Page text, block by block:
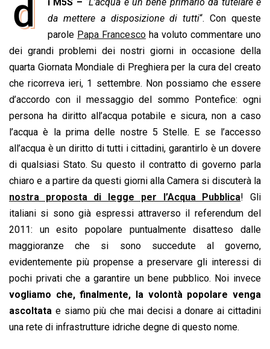
e
o
o
k
a
t
s
A
p
p
n
k
e
d
I
n
r
e
a
d
s
a
i
l
p
y
L
i
n
k
i
n
t
d i M5S – “L’acqua è un bene primario da tutelare e
da mettere a disposizione di tutti“. Con queste
parole Papa Francesco ha voluto commentare uno
dei grandi problemi dei nostri giorni in occasione della
quarta Giornata Mondiale di Preghiera per la cura del creato
che ricorreva ieri, 1 settembre. Non possiamo che essere
d’accordo con il messaggio del sommo Pontefice: ogni
persona ha diritto all’acqua potabile e sicura, non a caso
l’acqua è la prima delle nostre 5 Stelle. E se l’accesso
all’acqua è un diritto di tutti i cittadini, garantirlo è un dovere
di qualsiasi Stato. Su questo il contratto di governo parla
chiaro e a partire da questi giorni alla Camera si discuterà la
nostra proposta di legge per l’Acqua Pubblica! Gli
italiani si sono già espressi attraverso il referendum del
2011: un esito popolare puntualmente disatteso dalle
maggioranze che si sono succedute al governo,
evidentemente più propense a preservare gli interessi di
pochi privati che a garantire un bene pubblico. Noi invece
vogliamo che, finalmente, la volontà popolare venga
ascoltata e siamo più che mai decisi a donare ai cittadini
una rete di infrastrutture idriche degne di questo nome.